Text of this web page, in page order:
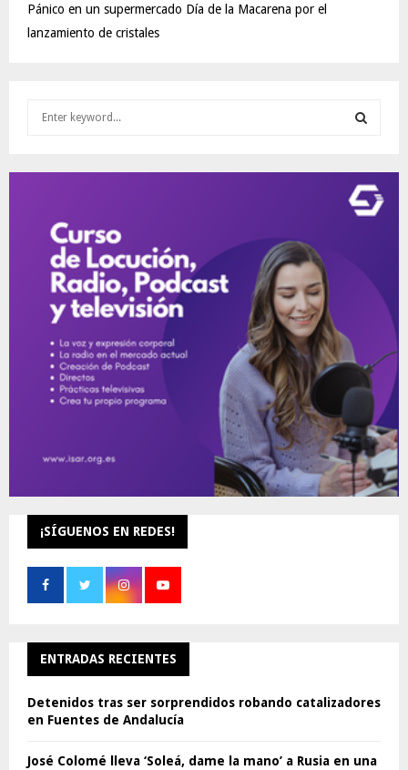
Pánico en un supermercado Día de la Macarena por el
lanzamiento de cristales
E
¡SÍGUENOS EN REDES!
ENTRADAS RECIENTES
Detenidos tras ser sorprendidos robando catalizadores
en Fuentes de Andalucía
José Colomé lleva ‘Soleá, dame la mano’ a Rusia en una